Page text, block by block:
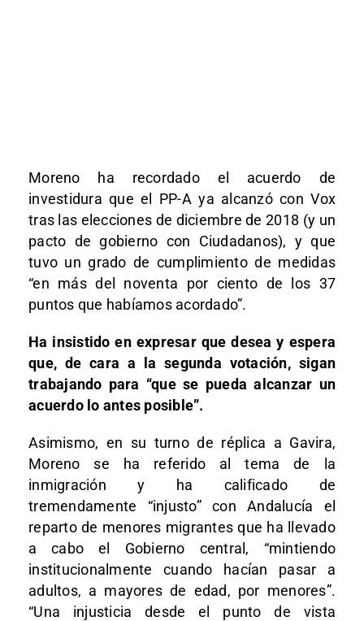
Moreno ha recordado el acuerdo de
investidura que el PP-A ya alcanzó con Vox
tras las elecciones de diciembre de 2018 (y un
pacto de gobierno con Ciudadanos), y que
tuvo un grado de cumplimiento de medidas
“en más del noventa por ciento de los 37
puntos que habíamos acordado”.
Ha insistido en expresar que desea y espera
que, de cara a la segunda votación, sigan
trabajando para “que se pueda alcanzar un
acuerdo lo antes posible”.
Asimismo, en su turno de réplica a Gavira,
Moreno se ha referido al tema de la
inmigración y ha calificado de
tremendamente “injusto” con Andalucía el
reparto de menores migrantes que ha llevado
a cabo el Gobierno central, “mintiendo
institucionalmente cuando hacían pasar a
adultos, a mayores de edad, por menores”.
“Una injusticia desde el punto de vista